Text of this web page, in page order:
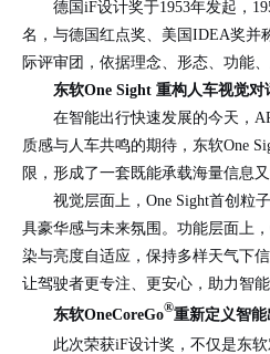
德国iF设计奖于1953年发起，
名，与德国红点奖、美国IDEA奖并
际评审团，依据理念、形态、功能
东软One Sight 重构人车视觉对
在智能出行快速发展的今天，
质感与人车共鸣的期待，东软One
限， 形成了一套既能承载海量信息
视觉层面上，One Sight首创粒
具豪华感与未来氛围。功能层面上
染与亮度自适应，保持多样天气下
让驾驶者更专注、更安心，助力智
东软OneCoreGo®重新定义智
此次荣获iF设计奖，不仅是东